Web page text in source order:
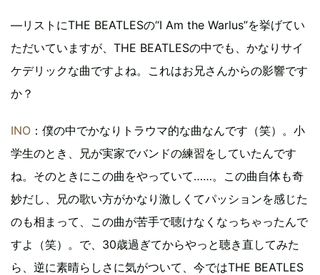
―リストにTHE BEATLESの“I Am the Warlus”を挙げてい
ただいていますが、THE BEATLESの中でも、かなりサイ
ケデリックな曲ですよね。これはお兄さんからの影響です
か？
INO ：僕の中でかなりトラウマ的な曲なんです（笑）。小
学生のとき、兄が実家でバンドの練習をしていたんです
ね。そのときにこの曲をやっていて……。この曲自体も奇
妙だし、兄の歌い方がかなり激しくてパッションを感じた
のも相まって、この曲が苦手で聴けなくなっちゃったんで
すよ（笑）。で、30歳過ぎてからやっと聴き直してみた
ら、逆に素晴らしさに気がついて、今ではTHE BEATLES